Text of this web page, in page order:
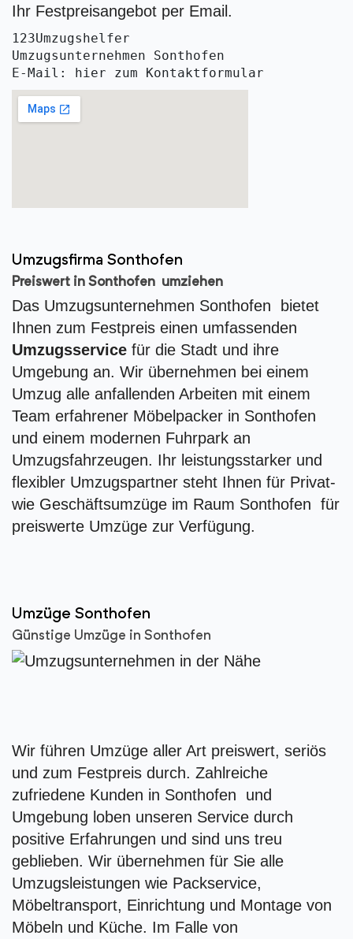
Ihr Festpreisangebot per Email.
123Umzugshelfer
Umzugsunternehmen Sonthofen
E-Mail: hier zum Kontaktformular
Umzugsfirma Sonthofen
Preiswert in Sonthofen umziehen
Das Umzugsunternehmen Sonthofen bietet
Ihnen zum Festpreis einen umfassenden
Umzugsservice für die Stadt und ihre
Umgebung an. Wir übernehmen bei einem
Umzug alle anfallenden Arbeiten mit einem
Team erfahrener Möbelpacker in Sonthofen
und einem modernen Fuhrpark an
Umzugsfahrzeugen. Ihr leistungsstarker und
flexibler Umzugspartner steht Ihnen für Privat-
wie Geschäftsumzüge im Raum Sonthofen für
preiswerte Umzüge zur Verfügung.
Umzüge Sonthofen
Günstige Umzüge in Sonthofen
Wir führen Umzüge aller Art preiswert, seriös
und zum Festpreis durch. Zahlreiche
zufriedene Kunden in Sonthofen und
Umgebung loben unseren Service durch
positive Erfahrungen und sind uns treu
geblieben. Wir übernehmen für Sie alle
Umzugsleistungen wie Packservice,
Möbeltransport, Einrichtung und Montage von
Möbeln und Küche. Im Falle von